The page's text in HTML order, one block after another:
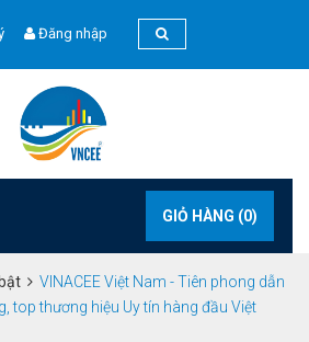
Đăng nhập
GIỎ HÀNG (0)
VINACEE Việt Nam - Tiên phong dẫn
top thương hiệu Uy tín hàng đầu Việt